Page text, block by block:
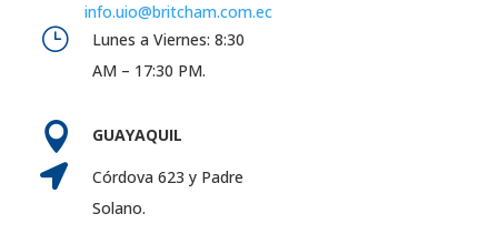
info.uio@britcham.com.ec
}
Lunes a Viernes: 8:30
AM – 17:30 PM.
 GUAYAQUIL

Córdova 623 y Padre
Solano.